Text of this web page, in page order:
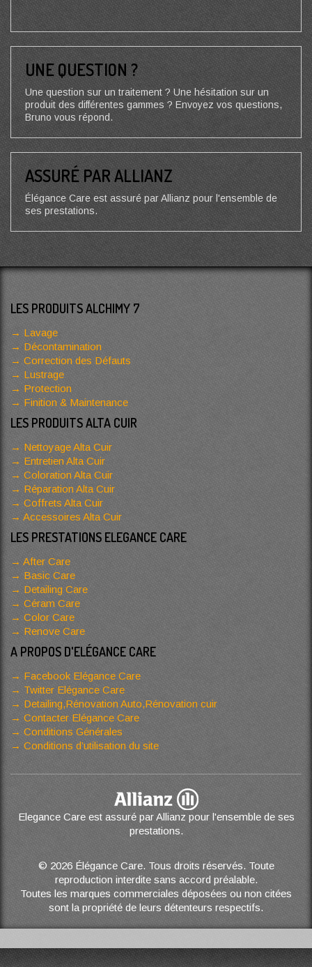
UNE QUESTION ?
Une question sur un traitement ? Une hésitation sur un
produit des différentes gammes ? Envoyez vos questions,
Bruno vous répond.
ASSURÉ PAR ALLIANZ
Élégance Care est assuré par Allianz pour l'ensemble de
ses prestations.
LES PRODUITS ALCHIMY 7
Lavage
Décontamination
Correction des Défauts
Lustrage
Protection
Finition & Maintenance
LES PRODUITS ALTA CUIR
Nettoyage Alta Cuir
Entretien Alta Cuir
Coloration Alta Cuir
Réparation Alta Cuir
Coffrets Alta Cuir
Accessoires Alta Cuir
LES PRESTATIONS ELEGANCE CARE
After Care
Basic Care
Detailing Care
Céram Care
Color Care
Renove Care
A PROPOS D'ELÉGANCE CARE
Facebook Elégance Care
Twitter Elégance Care
Detailing,Rénovation Auto,Rénovation cuir
Contacter Elégance Care
Conditions Générales
Conditions d’utilisation du site
Elegance Care est assuré par Allianz pour l'ensemble de ses
prestations.
© 2026 Élégance Care. Tous droits réservés. Toute
reproduction interdite sans accord préalable.
Toutes les marques commerciales déposées ou non citées
sont la propriété de leurs détenteurs respectifs.